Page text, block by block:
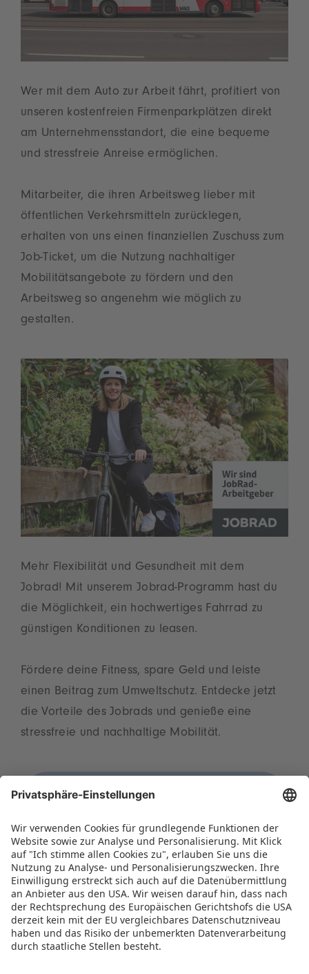
Wer mit dem Auto zur Arbeit fährt, profitiert von
unseren kostenfreien Firmenparkplätzen direkt
am Unternehmensstandort, die eine bequeme
und stressfreie Anreise ermöglichen.
Mitarbeiter, die ihren Arbeitsweg lieber mit
öffentlichen Verkehrsmitteln zurücklegen,
erhalten von uns einen finanziellen Zuschuss zum
Job-Ticket, um die Nutzung nachhaltiger
Mobilitätsangebote zu fördern und den
Arbeitsweg so angenehm wie möglich zu
gestalten.
Mehr Flexibilität und Gesundheit mit dem
Jobrad! Mit unserem Jobrad-Programm hast du
die Möglichkeit, ein hochwertiges Fahrrad zu
günstigen Konditionen zu leasen.
Fördere deine Fitness, spare Geld und leiste
einen Beitrag zum Umweltschutz. Entdecke jetzt
die Vorteile des Jobrads und genieße eine
stressfreie und nachhaltige Mobilität.
Dein Einstieg bei uns